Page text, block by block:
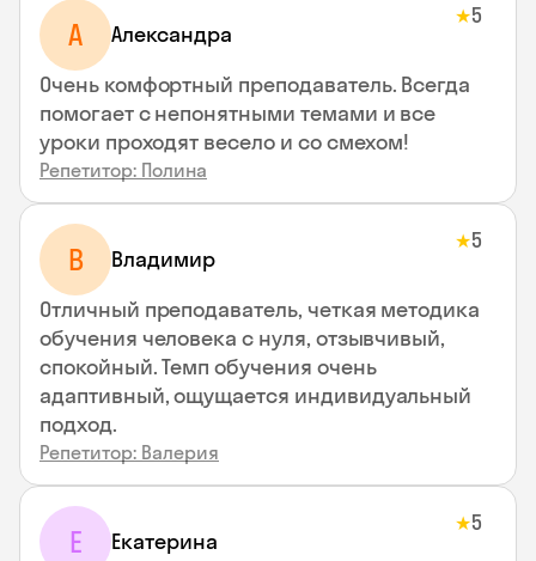
A Aлександра
★5
Очень комфортный преподаватель. Всегда
помогает с непонятными темами и все
уроки проходят весело и со смехом!
Репетитор: Полина
В Владимир
★5
Отличный преподаватель, четкая методика
обучения человека с нуля, отзывчивый,
спокойный. Темп обучения очень
адаптивный, ощущается индивидуальный
подход.
Репетитор: Валерия
Е Екатерина
★5